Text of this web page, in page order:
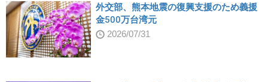
外交部、熊本地震の復興支援のため義援
金500万台湾元
2026/07/31